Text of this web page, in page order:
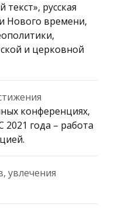
текст», русская
Нового времени,
и церковной
конференциях,
2021 года – работа
увлечения